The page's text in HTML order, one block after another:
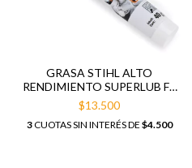
GRASA STIHL ALTO
RENDIMIENTO SUPERLUB FS
X 80GRAMOS
$13.500
3CUOTAS SIN INTERÉS DE $4.500